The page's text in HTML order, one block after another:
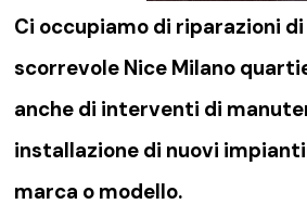
Ci occupiamo di riparazioni di
scorrevole Nice Milano
anche di interventi di
installazione di nuovi
marca o modello.